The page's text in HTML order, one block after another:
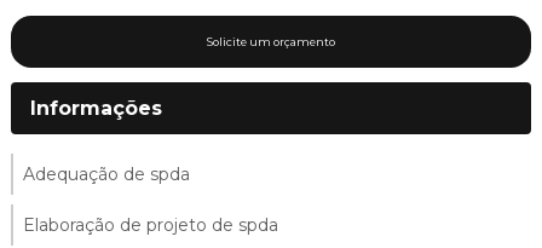
Solicite um orçamento
Informações
Adequação de spda
Elaboração de projeto de spda